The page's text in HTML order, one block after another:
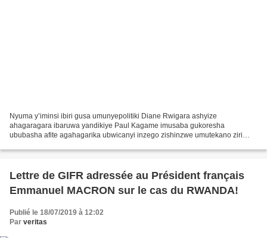
Nyuma y’iminsi ibiri gusa umunyepolitiki Diane Rwigara ashyize
ahagaragara ibaruwa yandikiye Paul Kagame imusaba gukoresha
ububasha afite agahagarika ubwicanyi inzego zishinzwe umutekano ziri
Lettre de GIFR adressée au Président français
Emmanuel MACRON sur le cas du RWANDA!
Publié le 18/07/2019 à 12:02
Par veritas